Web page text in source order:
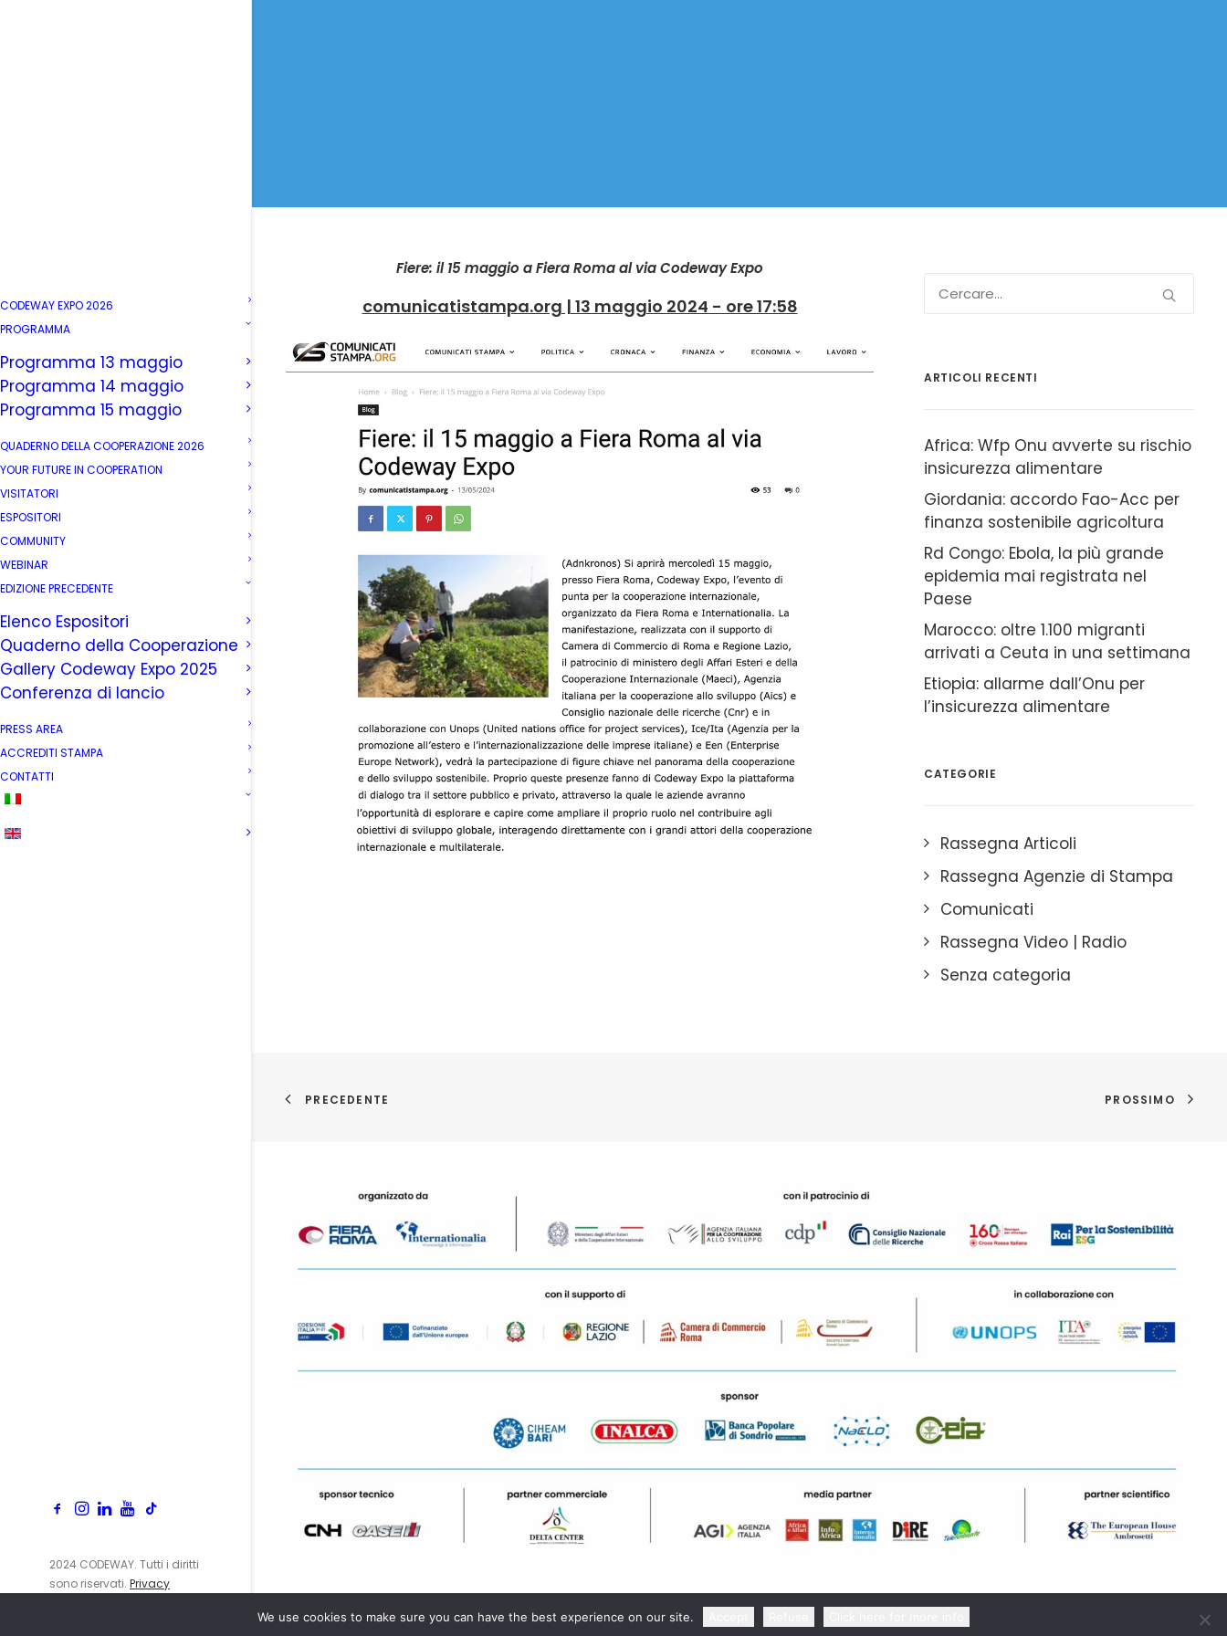
CODEWAY EXPO 2026
PROGRAMMA
Programma 13 maggio
Programma 14 maggio
Programma 15 maggio
QUADERNO DELLA COOPERAZIONE 2026
YOUR FUTURE IN COOPERATION
VISITATORI
ESPOSITORI
COMMUNITY
WEBINAR
EDIZIONE PRECEDENTE
Elenco Espositori
Quaderno della Cooperazione
Gallery Codeway Expo 2025
Conferenza di lancio
PRESS AREA
ACCREDITI STAMPA
CONTATTI
2024 CODEWAY. Tutti i diritti
sono riservati. Privacy
Fiere: il 15 maggio a Fiera Roma al via Codeway Expo
comunicatistampa.org | 13 maggio 2024 - ore 17:58
ARTICOLI RECENTI
Africa: Wfp Onu avverte su rischio
insicurezza alimentare
Giordania: accordo Fao-Acc per
finanza sostenibile agricoltura
Rd Congo: Ebola, la più grande
epidemia mai registrata nel
Paese
Marocco: oltre 1.100 migranti
arrivati a Ceuta in una settimana
Etiopia: allarme dall’Onu per
l’insicurezza alimentare
CATEGORIE
Rassegna Articoli
Rassegna Agenzie di Stampa
Comunicati
Rassegna Video | Radio
Senza categoria
PRECEDENTE PROSSIMO
We use cookies to make sure you can have the best experience on our site.